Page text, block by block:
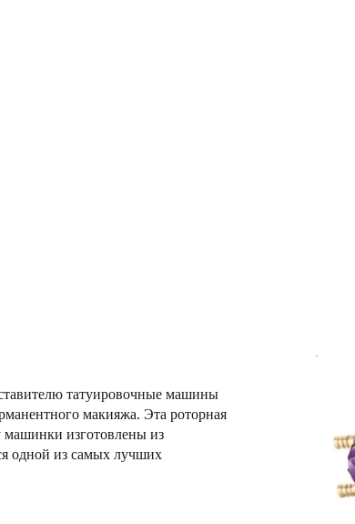
татуировочные машины
макияжа. Эта роторная
машинки изготовлены из
одной из самых лучших